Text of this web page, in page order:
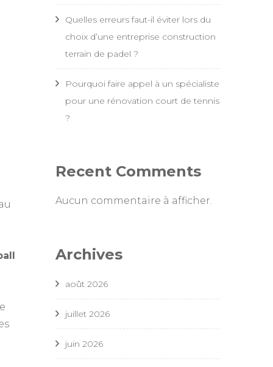
Quelles erreurs faut-il éviter lors du
choix d’une entreprise construction
terrain de padel ?
Pourquoi faire appel à un spécialiste
pour une rénovation court de tennis
?
Recent Comments
Aucun commentaire à afficher.
Archives
août 2026
juillet 2026
juin 2026